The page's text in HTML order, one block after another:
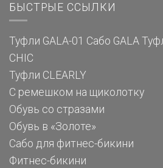
БЫСТРЫЕ ССЫЛКИ
Туфли GALA-01 Сабо GALA
CHIC
Туфли CLEARLY
С ремешком на щиколотку
Обувь со стразами
Обувь в «Золоте»
Сабо для фитнес-бикини
Фитнес-бикини